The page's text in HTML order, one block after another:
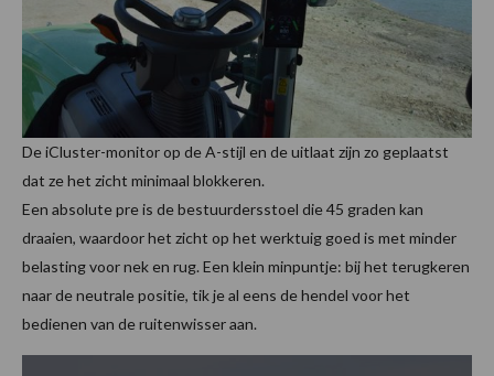
De iCluster-monitor op de A-stijl en de uitlaat zijn zo geplaatst
dat ze het zicht minimaal blokkeren.
Een absolute pre is de bestuurdersstoel die 45 graden kan
draaien, waardoor het zicht op het werktuig goed is met minder
belasting voor nek en rug. Een klein minpuntje: bij het terugkeren
naar de neutrale positie, tik je al eens de hendel voor het
bedienen van de ruitenwisser aan.